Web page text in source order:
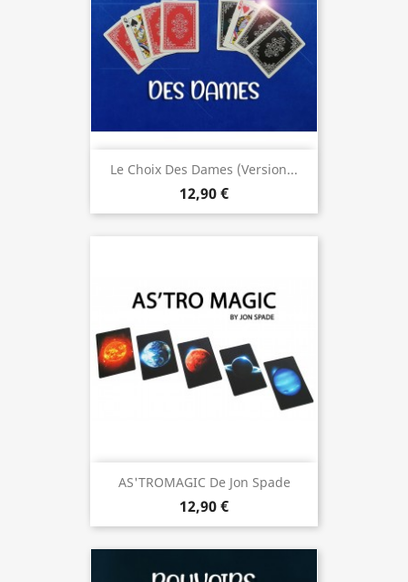
Le Choix Des Dames (Version...
12,90 €
AS'TROMAGIC De Jon Spade
12,90 €